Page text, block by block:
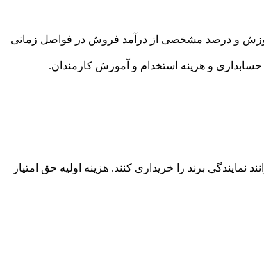
آموزش و درصد مشخصی از درآمد فروش در فواصل زمانی
حسابداری و هزینه استخدام و آموزش کارمندان.
نمایندگی برند را خریداری کنند. هزینه اولیه حق امتیاز